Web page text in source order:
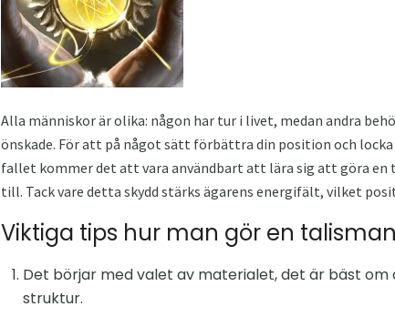
Alla människor är olika: någon har tur i livet, medan andra
önskade. För att på något sätt förbättra din position och
fallet kommer det att vara användbart att lära sig att göra en
till. Tack vare detta skydd stärks ägarens energifält, vilket
Viktiga tips hur man gör en
Det börjar med valet av materialet, det är bäst
struktur.